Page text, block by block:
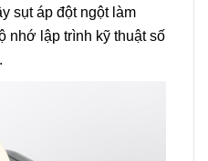
sụt áp đột ngột làm
nhớ lập trình kỹ thuật số